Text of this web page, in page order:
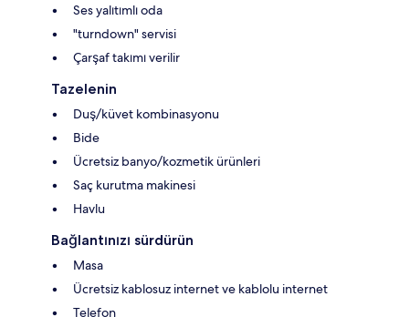
Ses yalıtımlı oda
"turndown" servisi
Çarşaf takımı verilir
Tazelenin
Duş/küvet kombinasyonu
Bide
Ücretsiz banyo/kozmetik ürünleri
Saç kurutma makinesi
Havlu
Bağlantınızı sürdürün
Masa
Ücretsiz kablosuz internet ve kablolu internet
Telefon